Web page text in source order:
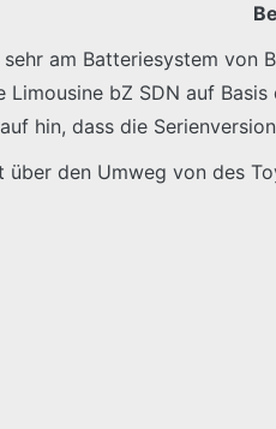
am Batteriesystem von
Limousine bZ SDN auf
hin, dass die
den Umweg von des